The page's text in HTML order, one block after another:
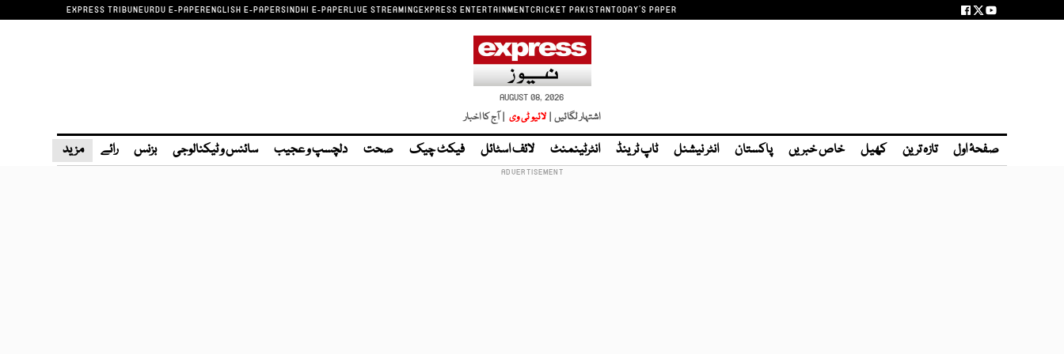
EXPRESS TRIBUNEURDU E-PAPERENGLISH E-PAPERSINDHI E-PAPERLIVE STREAMINGEXPRESS ENTERTAINMENTCRICKET PAKISTANTODAY'S PAPER
AUGUST 08, 2026
اشتہار لگائیں | لائیو ٹی وی | آج کا اخبار
صفحۂ اول تازہ ترین کھیل خاص خبریں پاکستان انٹر نیشنل ٹاپ ٹرینڈ انٹرٹینمنٹ لائف اسٹائل فیکٹ چیک صحت دلچسپ و عجیب سائنس و ٹیکنالوجی بزنس رائے مزید